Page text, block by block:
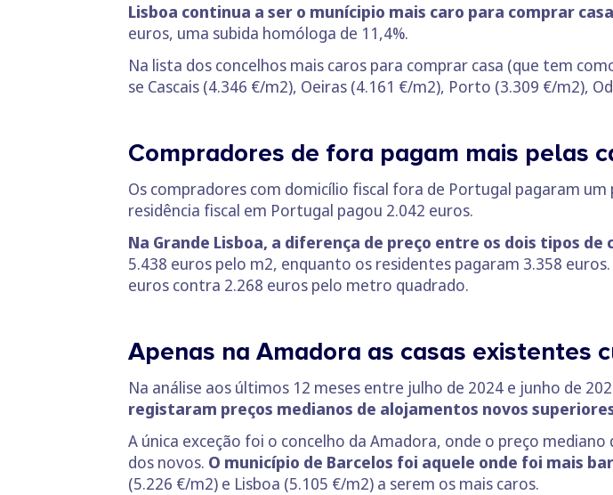
Lisboa continua a ser o munícipio mais caro para comprar casa
euros, uma subida homóloga de 11,4%.
Na lista dos concelhos mais caros para comprar casa (que tem
se Cascais (4.346 €/m2), Oeiras (4.161 €/m2), Porto (3.309 €/m2),
Compradores de fora pagam mais pelas
Os compradores com domicílio fiscal fora de Portugal pagaram
residência fiscal em Portugal pagou 2.042 euros.
Na Grande Lisboa, a diferença de preço entre os dois tipos de
5.438 euros pelo m2, enquanto os residentes pagaram 3.358
euros contra 2.268 euros pelo metro quadrado.
Apenas na Amadora as casas existentes
Na análise aos últimos 12 meses entre julho de 2024 e junho de
registaram preços medianos de alojamentos novos
A única exceção foi o concelho da Amadora, onde o preço
dos novos. O município de Barcelos foi aquele onde foi mais
(5.226 €/m2) e Lisboa (5.105 €/m2) a serem os mais caros.